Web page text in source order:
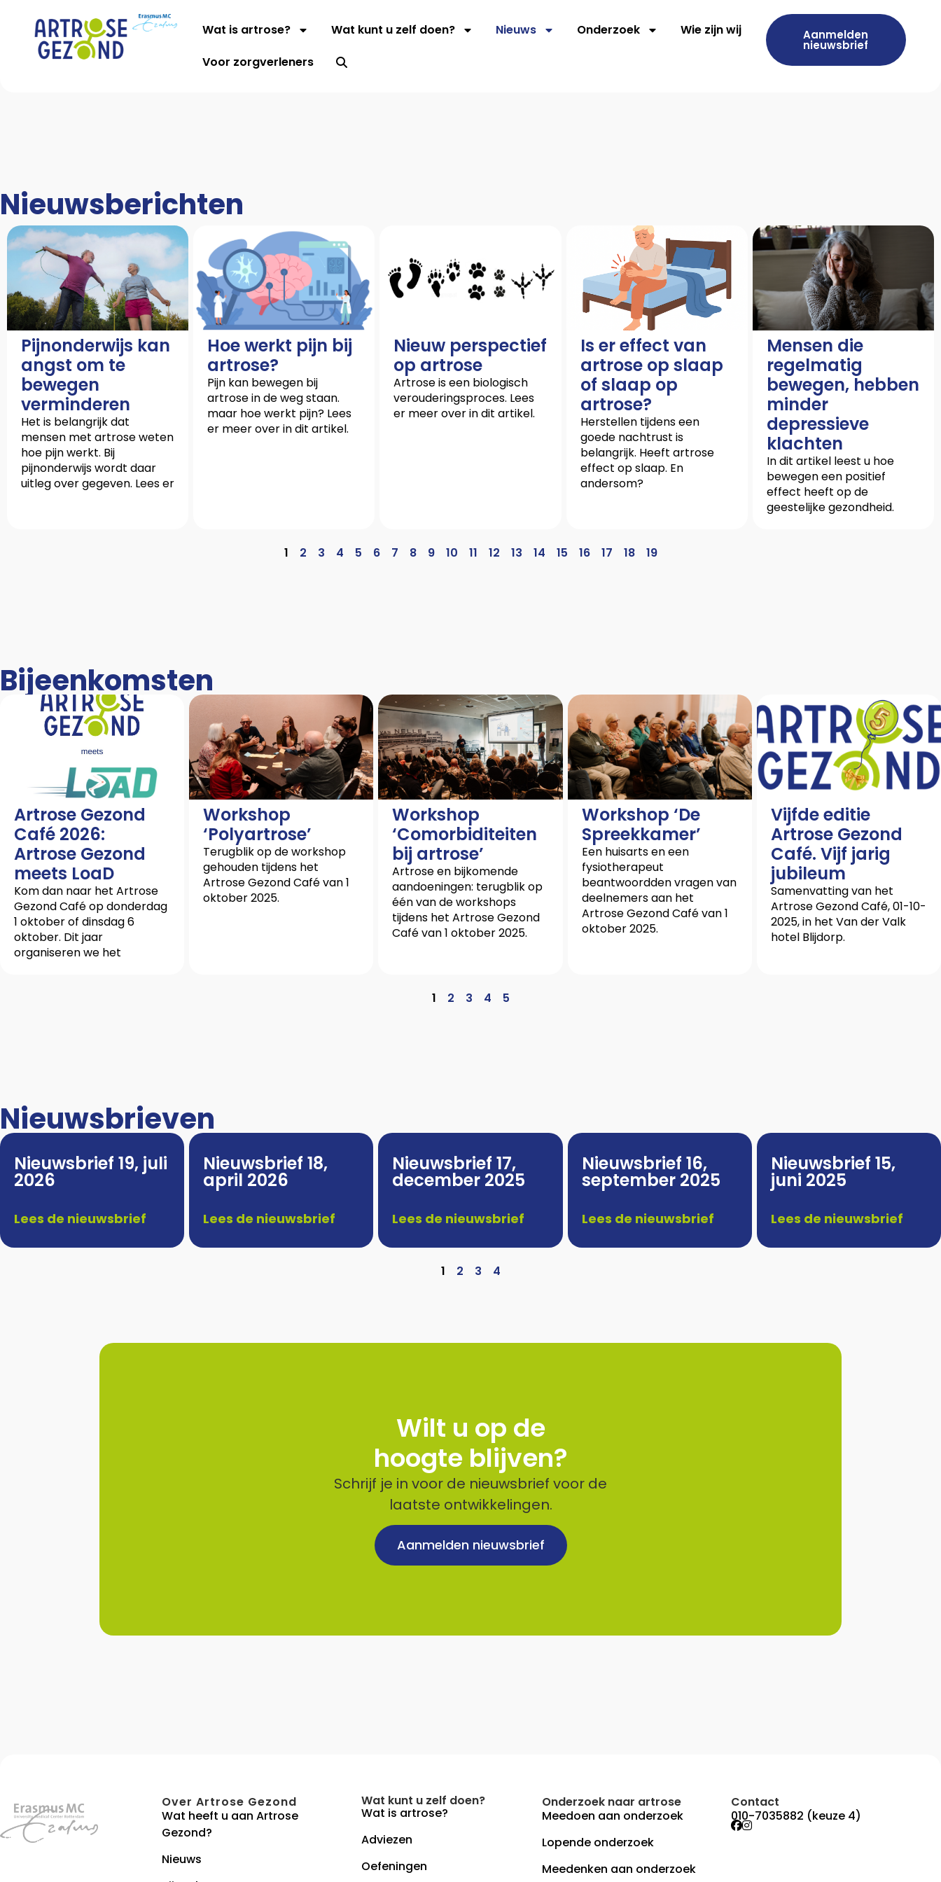
Wat is artrose? Wat kunt u zelf doen? Nieuws Onderzoek
Wie zijn wij
Voor zorgverleners
Aanmelden
nieuwsbrief
Nieuwsberichten
Pijnonderwijs kan
angst om te
bewegen
verminderen
Het is belangrijk dat
mensen met artrose weten
hoe pijn werkt. Bij
pijnonderwijs wordt daar
uitleg over gegeven. Lees er
Hoe werkt pijn bij
artrose?
Pijn kan bewegen bij
artrose in de weg staan.
maar hoe werkt pijn? Lees
er meer over in dit artikel.
Nieuw perspectief
op artrose
Artrose is een biologisch
verouderingsproces. Lees
er meer over in dit artikel.
Is er effect van
artrose op slaap
of slaap op
artrose?
Herstellen tijdens een
goede nachtrust is
belangrijk. Heeft artrose
effect op slaap. En
andersom?
Mensen die
regelmatig
bewegen, hebben
minder
depressieve
klachten
In dit artikel leest u hoe
bewegen een positief
effect heeft op de
geestelijke gezondheid.
1 2 3 4 5 6 7 8 9 10 11 12 13 14 15 16 17 18 19
Bijeenkomsten
Artrose Gezond
Café 2026:
Artrose Gezond
meets LoaD
Kom dan naar het Artrose
Gezond Café op donderdag
1 oktober of dinsdag 6
oktober. Dit jaar
organiseren we het
Workshop
‘Polyartrose’
Terugblik op de workshop
gehouden tijdens het
Artrose Gezond Café van 1
oktober 2025.
Workshop
‘Comorbiditeiten
bij artrose’
Artrose en bijkomende
aandoeningen: terugblik op
één van de workshops
tijdens het Artrose Gezond
Café van 1 oktober 2025.
Workshop ‘De
Spreekkamer’
Een huisarts en een
fysiotherapeut
beantwoordden vragen van
deelnemers aan het
Artrose Gezond Café van 1
oktober 2025.
Vijfde editie
Artrose Gezond
Café. Vijf jarig
jubileum
Samenvatting van het
Artrose Gezond Café, 01-10-
2025, in het Van der Valk
hotel Blijdorp.
1 2 3 4 5
Nieuwsbrieven
Nieuwsbrief 19, juli
2026
Lees de nieuwsbrief
Nieuwsbrief 18,
april 2026
Lees de nieuwsbrief
Nieuwsbrief 17,
december 2025
Lees de nieuwsbrief
Nieuwsbrief 16,
september 2025
Lees de nieuwsbrief
Nieuwsbrief 15,
juni 2025
Lees de nieuwsbrief
1 2 3 4
Wilt u op de
hoogte blijven?
Schrijf je in voor de nieuwsbrief voor de
laatste ontwikkelingen.
Aanmelden nieuwsbrief
Over Artrose Gezond
Wat heeft u aan Artrose
Gezond?
Nieuws
Wat kunt u zelf doen?
Wat is artrose?
Adviezen
Oefeningen
Onderzoek naar artrose
Meedoen aan onderzoek
Lopende onderzoek
Meedenken aan onderzoek
Contact
010-7035882 (keuze 4)